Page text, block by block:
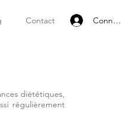
Contact
diététiques,
régulièrement